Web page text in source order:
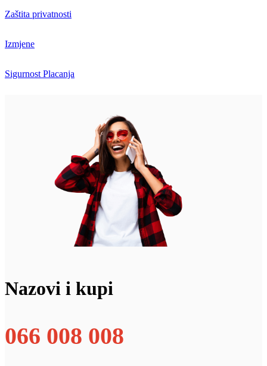
Zaštita privatnosti
Izmjene
Sigurnost Placanja
Nazovi i kupi
066 008 008